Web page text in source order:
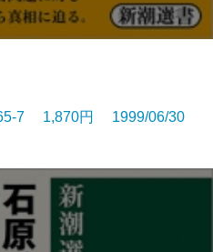
7 1,870円 1999/06/30